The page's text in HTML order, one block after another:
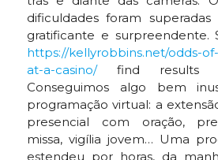
dificuldades foram
gratificante e surpreendente.
https://kellyrobbins.net/odds-
at-a-casino/find results
Conseguimos algo bem
programação virtual: a
presencial com oração,
missa, vigília jovem… Uma
estendeu por horas, da